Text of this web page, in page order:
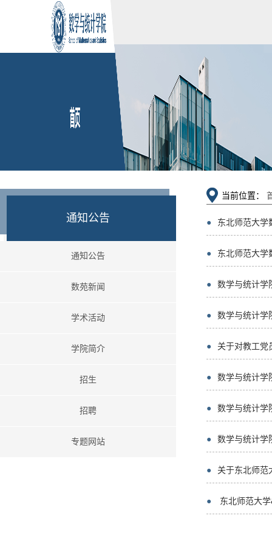
通知公告
通知公告
数苑新闻
学术活动
学院简介
招生
招聘
专题网站
当前位置：
● 东北师范大学
● 东北师范大学
● 数学与统计学
● 数学与统计学
● 关于对教工党
● 数学与统计学
● 数学与统计学
● 数学与统计学
● 关于东北师范
● 东北师范大